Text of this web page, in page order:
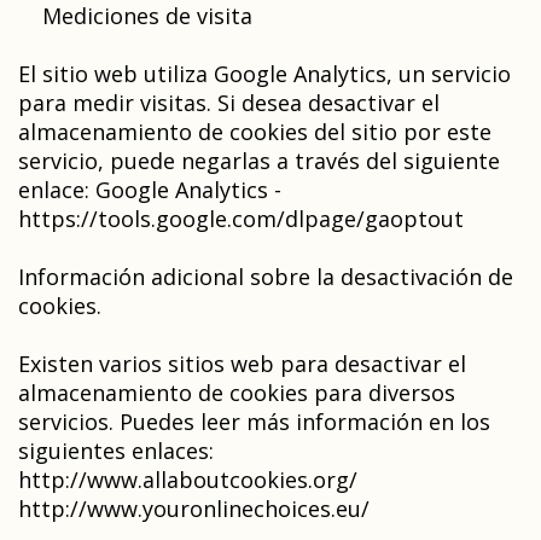
Mediciones de visita
El sitio web utiliza Google Analytics, un servicio
para medir visitas. Si desea desactivar el
almacenamiento de cookies del sitio por este
servicio, puede negarlas a través del siguiente
enlace: Google Analytics -
https://tools.google.com/dlpage/gaoptout
Información adicional sobre la desactivación de
cookies.
Existen varios sitios web para desactivar el
almacenamiento de cookies para diversos
servicios. Puedes leer más información en los
siguientes enlaces:
http://www.allaboutcookies.org/
http://www.youronlinechoices.eu/